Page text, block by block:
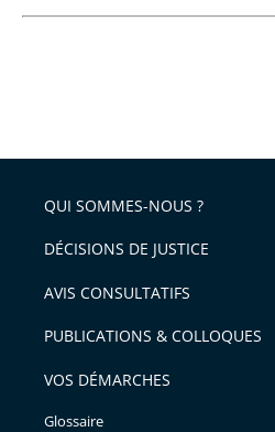
QUI SOMMES-NOUS ?
DÉCISIONS DE JUSTICE
AVIS CONSULTATIFS
PUBLICATIONS & COLLOQUES
VOS DÉMARCHES
Glossaire